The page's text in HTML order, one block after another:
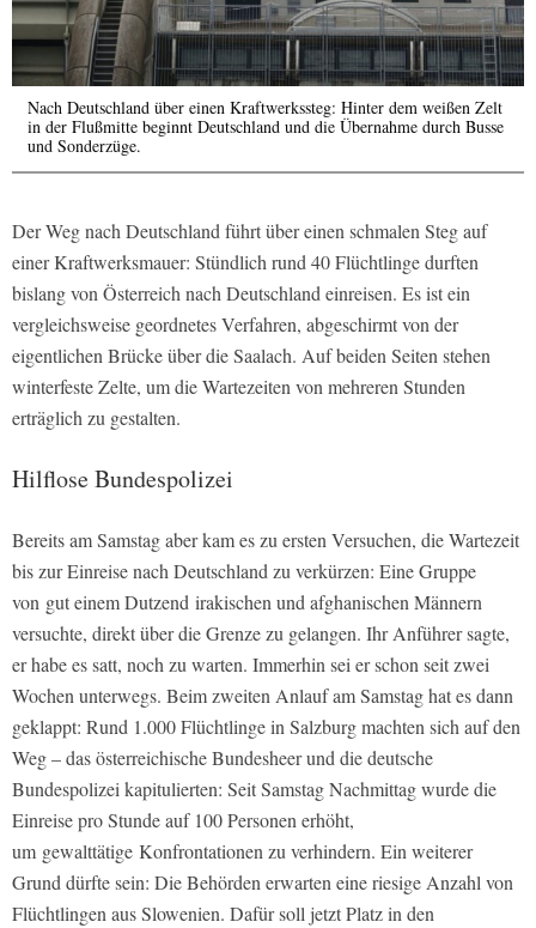
Nach Deutschland über einen Kraftwerkssteg: Hinter dem weißen Zelt
in der Flußmitte beginnt Deutschland und die Übernahme durch Busse
und Sonderzüge.
Der Weg nach Deutschland führt über einen schmalen Steg auf
einer Kraftwerksmauer: Stündlich rund 40 Flüchtlinge durften
bislang von Österreich nach Deutschland einreisen. Es ist ein
vergleichsweise geordnetes Verfahren, abgeschirmt von der
eigentlichen Brücke über die Saalach. Auf beiden Seiten stehen
winterfeste Zelte, um die Wartezeiten von mehreren Stunden
erträglich zu gestalten.
Hilflose Bundespolizei
Bereits am Samstag aber kam es zu ersten Versuchen, die Wartezeit
bis zur Einreise nach Deutschland zu verkürzen: Eine Gruppe
von gut einem Dutzend irakischen und afghanischen Männern
versuchte, direkt über die Grenze zu gelangen. Ihr Anführer sagte,
er habe es satt, noch zu warten. Immerhin sei er schon seit zwei
Wochen unterwegs. Beim zweiten Anlauf am Samstag hat es dann
geklappt: Rund 1.000 Flüchtlinge in Salzburg machten sich auf den
Weg – das österreichische Bundesheer und die deutsche
Bundespolizei kapitulierten: Seit Samstag Nachmittag wurde die
Einreise pro Stunde auf 100 Personen erhöht,
um gewalttätige Konfrontationen zu verhindern. Ein weiterer
Grund dürfte sein: Die Behörden erwarten eine riesige Anzahl von
Flüchtlingen aus Slowenien. Dafür soll jetzt Platz in den